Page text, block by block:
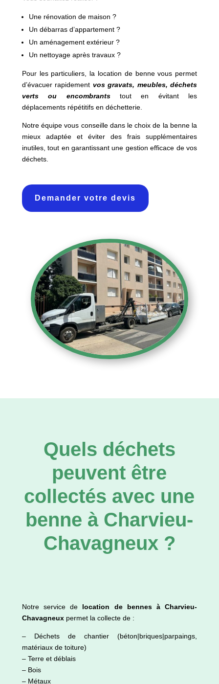
Une rénovation de maison ?
Un débarras d’appartement ?
Un aménagement extérieur ?
Un nettoyage après travaux ?
Pour les particuliers, la location de benne vous permet
d’évacuer rapidement vos gravats, meubles, déchets
verts ou encombrantstout en évitant les
déplacements répétitifs en déchetterie.
Notre équipe vous conseille dans le choix de la benne la
mieux adaptée et éviter des frais supplémentaires
inutiles, tout en garantissant une gestion efficace de vos
déchets.
Demander votre devis
Quels déchets
peuvent être
collectés avec une
benne à Charvieu-
Chavagneux ?
Notre service de location de bennes à Charvieu-
Chavagneuxpermet la collecte de :
– Déchets de chantier (béton|briques|parpaings,
matériaux de toiture)
– Terre et déblais
– Bois
– Métaux